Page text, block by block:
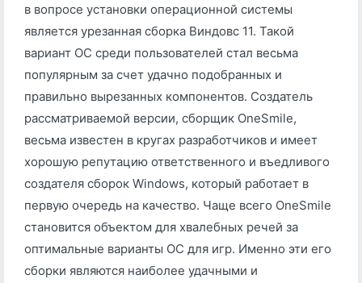
в вопросе установки операционной системы
является урезанная сборка Виндовс 11. Такой
вариант ОС среди пользователей стал весьма
популярным за счет удачно подобранных и
правильно вырезанных компонентов. Создатель
рассматриваемой версии, сборщик OneSmile,
весьма известен в кругах разработчиков и имеет
хорошую репутацию ответственного и въедливого
создателя сборок Windows, который работает в
первую очередь на качество. Чаще всего OneSmile
становится объектом для хвалебных речей за
оптимальные варианты ОС для игр. Именно эти его
сборки являются наиболее удачными и